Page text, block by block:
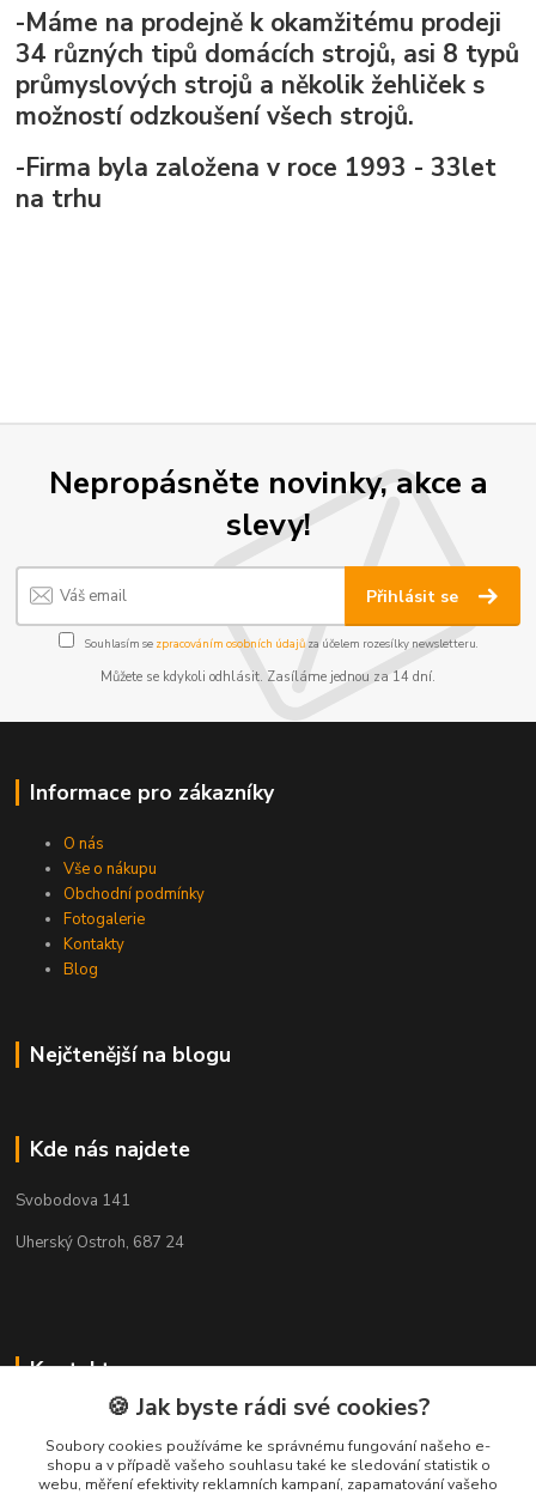
-Máme na prodejně k okamžitému prodeji
34 různých tipů domácích strojů, asi 8 typů
průmyslových strojů a několik žehliček s
možností odzkoušení všech strojů.
-Firma byla založena v roce 1993 - 33let
na trhu
Nepropásněte novinky, akce a
slevy!
Přihlásit se
Souhlasím se zpracováním osobních údajůza účelem rozesílky newsletteru.
Můžete se kdykoli odhlásit. Zasíláme jednou za 14 dní.
Informace pro zákazníky
O nás
Vše o nákupu
Obchodní podmínky
Fotogalerie
Kontakty
Blog
Nejčtenější na blogu
Kde nás najdete
Svobodova 141
Uherský Ostroh, 687 24
Kontakty
Milan Frolka
+420 777260978
(Po-Pá, 8-17 hod.)
🍪 Jak byste rádi své cookies?
Soubory cookies používáme ke správnému fungování našeho e-
shopu a v případě vašeho souhlasu také ke sledování statistik o
webu, měření efektivity reklamních kampaní, zapamatování vašeho